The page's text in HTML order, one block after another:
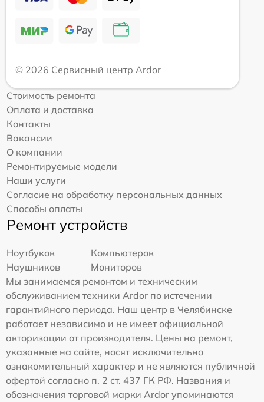
© 2026 Сервисный центр Ardor
Стоимость ремонта
Оплата и доставка
Контакты
Вакансии
О компании
Ремонтируемые модели
Наши услуги
Согласие на обработку персональных данных
Способы оплаты
Ремонт устройств
Ноутбуков
Компьютеров
Наушников
Мониторов
Мы занимаемся ремонтом и техническим
обслуживанием техники Ardor по истечении
гарантийного периода. Наш центр в Челябинске
работает независимо и не имеет официальной
авторизации от производителя. Цены на ремонт,
указанные на сайте, носят исключительно
ознакомительный характер и не являются публичной
офертой согласно п. 2 ст. 437 ГК РФ. Названия и
обозначения торговой марки Ardor упоминаются